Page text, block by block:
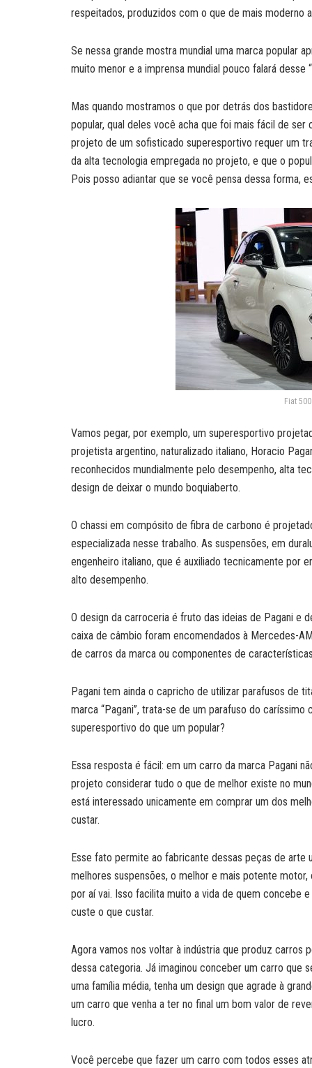
respeitados, produzidos com o que de mais moderno
Se nessa grande mostra mundial uma marca popular
muito menor e a imprensa mundial pouco falará desse
Mas quando mostramos o que por detrás dos
popular, qual deles você acha que foi mais fácil de
projeto de um sofisticado superesportivo requer um
da alta tecnologia empregada no projeto, e que o
Pois posso adiantar que se você pensa dessa forma,
Fiat
Vamos pegar, por exemplo, um superesportivo
projetista argentino, naturalizado italiano, Horacio
reconhecidos mundialmente pelo desempenho, alta
design de deixar o mundo boquiaberto.
O chassi em compósito de fibra de carbono é
especializada nesse trabalho. As suspensões, em
engenheiro italiano, que é auxiliado tecnicamente por
alto desempenho.
O design da carroceria é fruto das ideias de Pagani e
caixa de câmbio foram encomendados à Mercedes-
de carros da marca ou componentes de
Pagani tem ainda o capricho de utilizar parafusos de
marca “Pagani”, trata-se de um parafuso do
superesportivo do que um popular?
Essa resposta é fácil: em um carro da marca Pagani
projeto considerar tudo o que de melhor existe no
está interessado unicamente em comprar um dos
custar.
Esse fato permite ao fabricante dessas peças de
melhores suspensões, o melhor e mais potente
por aí vai. Isso facilita muito a vida de quem concebe
custe o que custar.
Agora vamos nos voltar à indústria que produz carros
dessa categoria. Já imaginou conceber um carro que
uma família média, tenha um design que agrade à
um carro que venha a ter no final um bom valor de
lucro.
Você percebe que fazer um carro com todos esses